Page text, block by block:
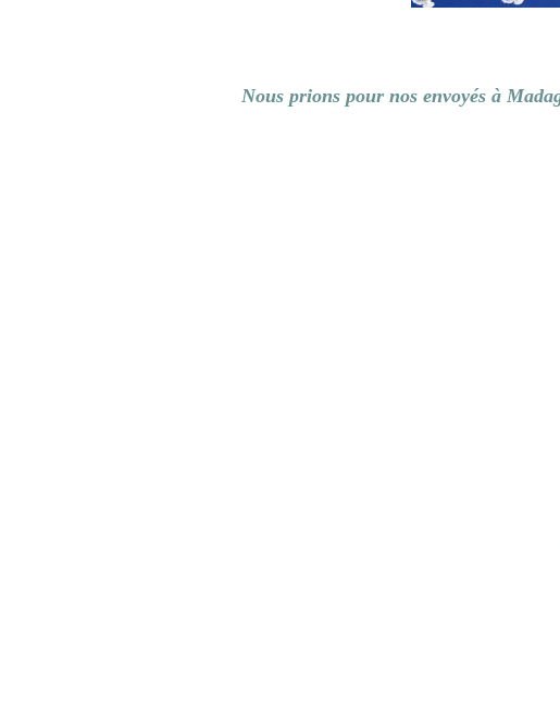
Nous prions pour nos envoyés à